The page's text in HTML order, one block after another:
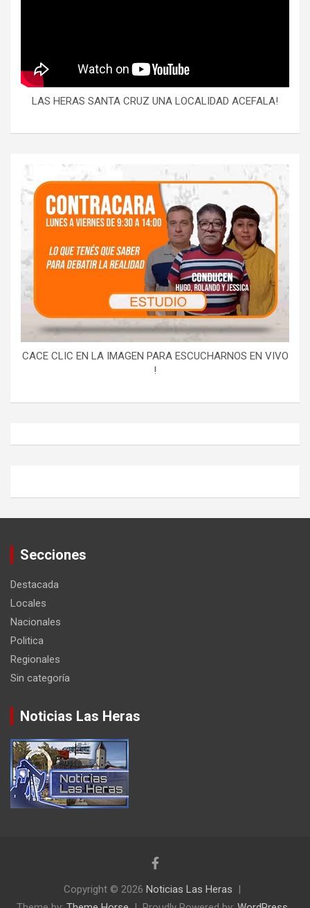
LAS HERAS SANTA CRUZ UNA LOCALIDAD ACEFALA!
CACE CLIC EN LA IMAGEN PARA ESCUCHARNOS EN VIVO
!
Secciones
Destacada
Locales
Nacionales
Politica
Regionales
Sin categoría
Noticias Las Heras
Copyright © 2026 Noticias Las Heras